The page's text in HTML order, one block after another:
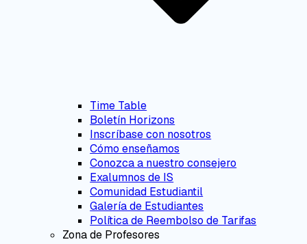
Time Table
Boletín Horizons
Inscríbase con nosotros
Cómo enseñamos
Conozca a nuestro consejero
Exalumnos de IS
Comunidad Estudiantil
Galería de Estudiantes
Política de Reembolso de Tarifas
Zona de Profesores